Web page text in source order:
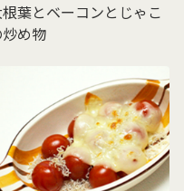
葉とベーコンとじゃこ
炒め物